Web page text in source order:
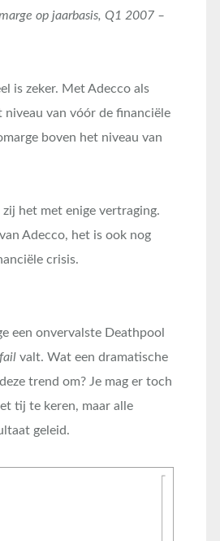
op jaarbasis, Q1 2007 –
is zeker. Met Adecco als
niveau van vóór de financiële
boven het niveau van
het met enige vertraging.
Adecco, het is ook nog
crisis.
een onvervalste Deathpool
valt. Wat een dramatische
trend om? Je mag er toch
tij te keren, maar alle
geleid.